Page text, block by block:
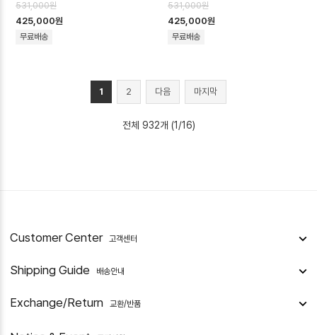
531,000원
425,000원
무료배송
531,000원
425,000원
무료배송
1 2 다음 마지막
전체 932개 (1/16)
Customer Center 고객센터
Shipping Guide 배송안내
Exchange/Return 교환/반품